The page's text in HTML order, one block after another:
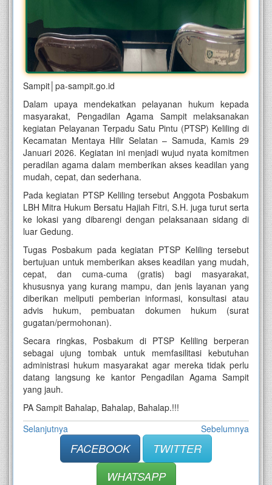
Sampit│pa-sampit.go.id
Dalam upaya mendekatkan pelayanan hukum kepada
masyarakat, Pengadilan Agama Sampit melaksanakan
kegiatan Pelayanan Terpadu Satu Pintu (PTSP) Keliling di
Kecamatan Mentaya Hilir Selatan – Samuda, Kamis 29
Januari 2026. Kegiatan ini menjadi wujud nyata komitmen
peradilan agama dalam memberikan akses keadilan yang
mudah, cepat, dan sederhana.
Pada kegiatan PTSP Keliling tersebut Anggota Posbakum
LBH Mitra Hukum Bersatu Hajiah Fitri, S.H. juga turut serta
ke lokasi yang dibarengi dengan pelaksanaan sidang di
luar Gedung.
Tugas Posbakum pada kegiatan PTSP Keliling tersebut
bertujuan untuk memberikan akses keadilan yang mudah,
cepat, dan cuma-cuma (gratis) bagi masyarakat,
khususnya yang kurang mampu, dan jenis layanan yang
diberikan meliputi pemberian informasi, konsultasi atau
advis hukum, pembuatan dokumen hukum (surat
gugatan/permohonan).
Secara ringkas, Posbakum di PTSP Keliling berperan
sebagai ujung tombak untuk memfasilitasi kebutuhan
administrasi hukum masyarakat agar mereka tidak perlu
datang langsung ke kantor Pengadilan Agama Sampit
yang jauh.
PA Sampit Bahalap, Bahalap, Bahalap.!!!
Selanjutnya
Sebelumnya
FACEBOOK
TWITTER
WHATSAPP